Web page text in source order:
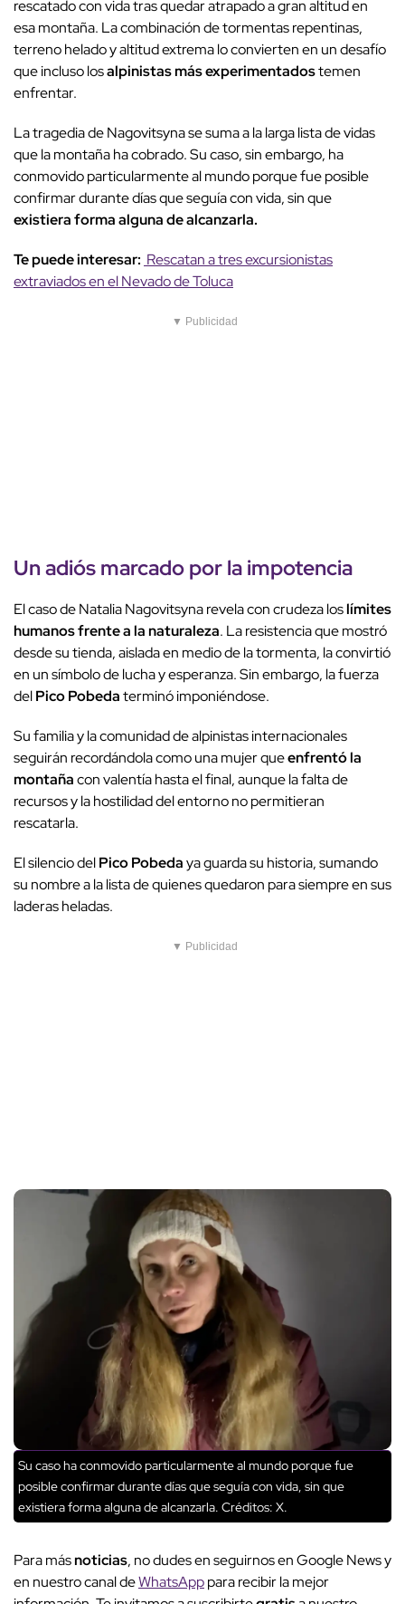
rescatado con vida tras quedar atrapado a gran altitud en
esa montaña. La combinación de tormentas repentinas,
terreno helado y altitud extrema lo convierten en un desafío
que incluso losalpinistas más experimentadostemen
enfrentar.
La tragedia de Nagovitsyna se suma a la larga lista de vidas
que la montaña ha cobrado. Su caso, sin embargo, ha
conmovido particularmente al mundo porque fue posible
confirmar durante días que seguía con vida, sin que
existiera forma alguna de alcanzarla.
Te puede interesar: Rescatan a tres excursionistas
extraviados en el Nevado de Toluca
▼ Publicidad
Un adiós marcado por la impotencia
El caso de Natalia Nagovitsyna revela con crudeza loslímites
humanos frente a la naturaleza. La resistencia que mostró
desde su tienda, aislada en medio de la tormenta, la convirtió
en un símbolo de lucha y esperanza. Sin embargo, la fuerza
delPico Pobedaterminó imponiéndose.
Su familia y la comunidad de alpinistas internacionales
seguirán recordándola como una mujer queenfrentó la
montañacon valentía hasta el final, aunque la falta de
recursos y la hostilidad del entorno no permitieran
rescatarla.
El silencio delPico Pobedaya guarda su historia, sumando
su nombre a la lista de quienes quedaron para siempre en sus
laderas heladas.
▼ Publicidad
Su caso ha conmovido particularmente al mundo porque fue
posible confirmar durante días que seguía con vida, sin que
existiera forma alguna de alcanzarla. Créditos: X.
Para másnoticias, no dudes en seguirnos en Google News y
en nuestro canal deWhatsApppara recibir la mejor